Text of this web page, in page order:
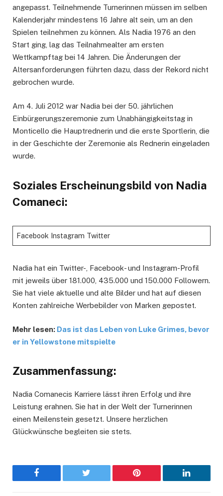
angepasst. Teilnehmende Turnerinnen müssen im selben
Kalenderjahr mindestens 16 Jahre alt sein, um an den
Spielen teilnehmen zu können. Als Nadia 1976 an den
Start ging, lag das Teilnahmealter am ersten
Wettkampftag bei 14 Jahren. Die Änderungen der
Altersanforderungen führten dazu, dass der Rekord nicht
gebrochen wurde.
Am 4. Juli 2012 war Nadia bei der 50. jährlichen
Einbürgerungszeremonie zum Unabhängigkeitstag in
Monticello die Hauptrednerin und die erste Sportlerin, die
in der Geschichte der Zeremonie als Rednerin eingeladen
wurde.
Soziales Erscheinungsbild von Nadia
Comaneci:
Facebook Instagram Twitter
Nadia hat ein Twitter-, Facebook- und Instagram-Profil
mit jeweils über 181.000, 435.000 und 150.000 Followern.
Sie hat viele aktuelle und alte Bilder und hat auf diesen
Konten zahlreiche Werbebilder von Marken gepostet.
Mehr lesen: Das ist das Leben von Luke Grimes, bevor
er in Yellowstone mitspielte
Zusammenfassung:
Nadia Comanecis Karriere lässt ihren Erfolg und ihre
Leistung erahnen. Sie hat in der Welt der Turnerinnen
einen Meilenstein gesetzt. Unsere herzlichen
Glückwünsche begleiten sie stets.
Facebook Twitter Pinterest LinkedIn